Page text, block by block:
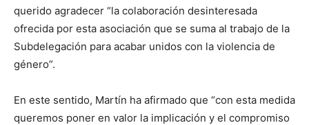
querido agradecer “la colaboración desinteresada
ofrecida por esta asociación que se suma al trabajo de la
Subdelegación para acabar unidos con la violencia de
género”.
En este sentido, Martín ha afirmado que “con esta medida
queremos poner en valor la implicación y el compromiso